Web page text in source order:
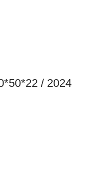
/ 2024